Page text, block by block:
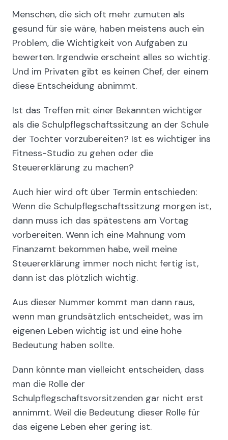
Menschen, die sich oft mehr zumuten als
gesund für sie wäre, haben meistens auch ein
Problem, die Wichtigkeit von Aufgaben zu
bewerten. Irgendwie erscheint alles so wichtig.
Und im Privaten gibt es keinen Chef, der einem
diese Entscheidung abnimmt.
Ist das Treffen mit einer Bekannten wichtiger
als die Schulpflegschaftssitzung an der Schule
der Tochter vorzubereiten? Ist es wichtiger ins
Fitness-Studio zu gehen oder die
Steuererklärung zu machen?
Auch hier wird oft über Termin entschieden:
Wenn die Schulpflegschaftssitzung morgen ist,
dann muss ich das spätestens am Vortag
vorbereiten. Wenn ich eine Mahnung vom
Finanzamt bekommen habe, weil meine
Steuererklärung immer noch nicht fertig ist,
dann ist das plötzlich wichtig.
Aus dieser Nummer kommt man dann raus,
wenn man grundsätzlich entscheidet, was im
eigenen Leben wichtig ist und eine hohe
Bedeutung haben sollte.
Dann könnte man vielleicht entscheiden, dass
man die Rolle der
Schulpflegschaftsvorsitzenden gar nicht erst
annimmt. Weil die Bedeutung dieser Rolle für
das eigene Leben eher gering ist.